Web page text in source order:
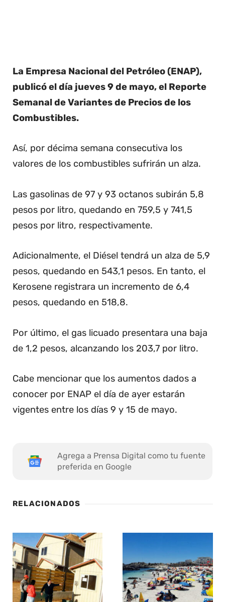
La Empresa Nacional del Petróleo (ENAP),
publicó el día jueves 9 de mayo, el Reporte
Semanal de Variantes de Precios de los
Combustibles.
Así, por décima semana consecutiva los
valores de los combustibles sufrirán un alza.
Las gasolinas de 97 y 93 octanos subirán 5,8
pesos por litro, quedando en 759,5 y 741,5
pesos por litro, respectivamente.
Adicionalmente, el Diésel tendrá un alza de 5,9
pesos, quedando en 543,1 pesos. En tanto, el
Kerosene registrara un incremento de 6,4
pesos, quedando en 518,8.
Por último, el gas licuado presentara una baja
de 1,2 pesos, alcanzando los 203,7 por litro.
Cabe mencionar que los aumentos dados a
conocer por ENAP el día de ayer estarán
vigentes entre los días 9 y 15 de mayo.
Agrega a Prensa Digital como tu fuente
preferida en Google
RELACIONADOS